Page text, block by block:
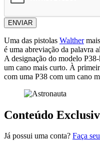
ENVIAR
Uma das pistolas Walther
é uma abreviação da palavra
A designação do modelo
um cano mais curto. À
com uma P38 com um cano
Conteúdo
Já possui uma conta? Faça